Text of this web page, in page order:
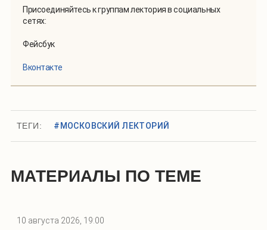
Присоединяйтесь к группам лектория в социальных
сетях:
Фейсбук
Вконтакте
ТЕГИ: #МОСКОВСКИЙ ЛЕКТОРИЙ
МАТЕРИАЛЫ ПО ТЕМЕ
10 августа 2026, 19:00